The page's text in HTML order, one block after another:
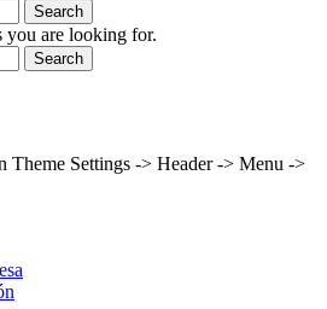
Search
you are looking for.
Search
Theme Settings -> Header -> Menu ->